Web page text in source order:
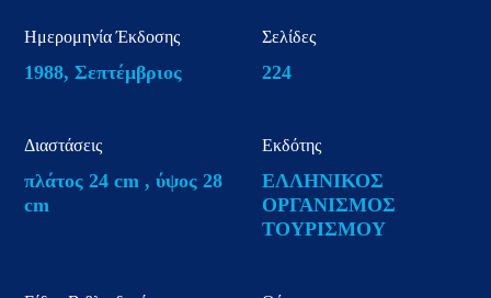
Ημερομηνία Έκδοσης
1988, Σεπτέμβριος
Σελίδες
224
Διαστάσεις
πλάτος 24 cm , ύψος 28
cm
Εκδότης
ΕΛΛΗΝΙΚΟΣ
ΟΡΓΑΝΙΣΜΟΣ
ΤΟΥΡΙΣΜΟΥ